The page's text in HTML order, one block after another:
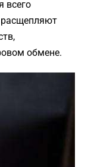
всего
расщепляют
обмене.